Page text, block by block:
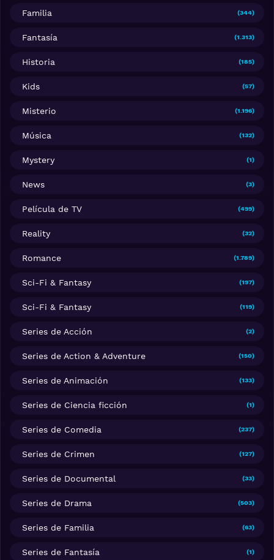
Familia (344)
Fantasía (1.313)
Historia (185)
Kids (57)
Misterio (1.196)
Música (132)
Mystery (1)
News (3)
Película de TV (499)
Reality (32)
Romance (1.789)
Sci-Fi & Fantasy (197)
Sci-Fi & Fantasy (119)
Series de Acción (2)
Series de Action & Adventure (150)
Series de Animación (133)
Series de Ciencia ficción (1)
Series de Comedia (237)
Series de Crimen (127)
Series de Documental (33)
Series de Drama (503)
Series de Familia (63)
Series de Fantasía (1)